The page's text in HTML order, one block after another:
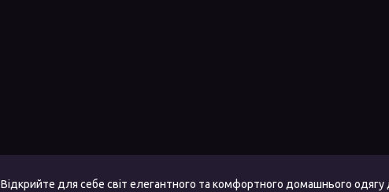
Відкрийте для себе світ елегантного та комфортного домашнього одягу